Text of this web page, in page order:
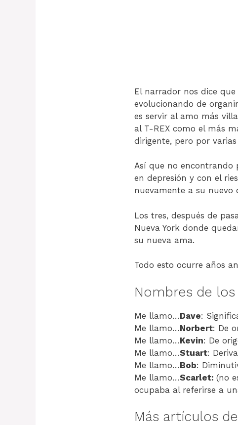
El narrador nos dice que
evolucionando de
es servir al amo más
al T-REX como el más
dirigente, pero por
Así que no encontrando
en depresión y con el
nuevamente a su
Los tres, después de
Nueva York donde
su nueva ama.
Todo esto ocurre años
Nombres de
Me llamo…Dave:
Me llamo…Norbert: De
Me llamo…Kevin: De
Me llamo…Stuart:
Me llamo…Bob:
Me llamo…Scarlet: (no
ocupaba al referirse a
Más artículos